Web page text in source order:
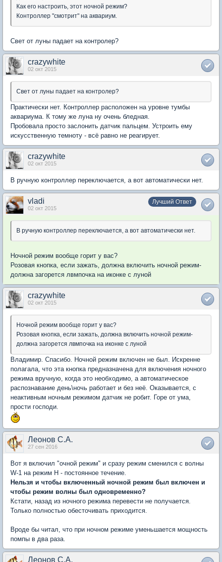
Как его настроить, этот ночной режим?
Контроллер "смотрит" на аквариум.
Свет от луны падает на контролер?
crazywhite
02 окт 2015
Свет от луны падает на контролер?
Практически нет. Контроллер расположен на уровне тумбы
аквариума. К тому же луна ну очень бледная.
Пробовала просто заслонить датчик пальцем. Устроить ему
искусственную темноту - всё равно не реагирует.
crazywhite
02 окт 2015
В ручную контроллер переключается, а вот автоматически нет.
Лучший Ответ
vladi
02 окт 2015
В ручную контроллер переключается, а вот автоматически нет.
Ночной режим вообще горит у вас?
Розовая кнопка, если зажать, должна включить ночной режим-
должна загорется лвмпочка на иконке с луной
crazywhite
02 окт 2015
Ночной режим вообще горит у вас?
Розовая кнопка, если зажать, должна включить ночной режим-
должна загорется лвмпочка на иконке с луной
Владимир. Спасибо. Ночной режим включен не был. Искренне
полагала, что эта кнопка предназначена для включения ночного
режима вручную, когда это необходимо, а автоматическое
распознавание день\ночь работает и без неё. Оказывается, с
неактивным ночным режимом датчик не робит. Горе от ума,
прости господи.
Леонов С.А.
27 сен 2016
Вот я включил "очной режим" и сразу режим сменился с волны
W-1 на режим H - постоянное течение.
Нельзя и чтобы включенный ночной режим был включен и
чтобы режим волны был одновременно?
Кстати, назад из ночного режима перевести не получается.
Только полностью обесточивать приходится.
Вроде бы читал, что при ночном режиме уменьшается мощность
помпы в два раза.
Леонов С.А.